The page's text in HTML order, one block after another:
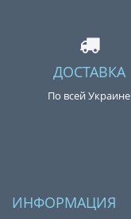
ДОСТАВКА
По всей Украине
ИНФОРМАЦИЯ